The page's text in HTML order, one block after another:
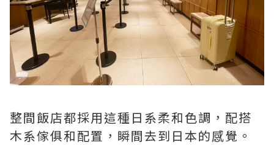
整間飯店都採用這種日系柔和色調，配搭
木系傢俱和配置，瞬間去到日本的感覺。